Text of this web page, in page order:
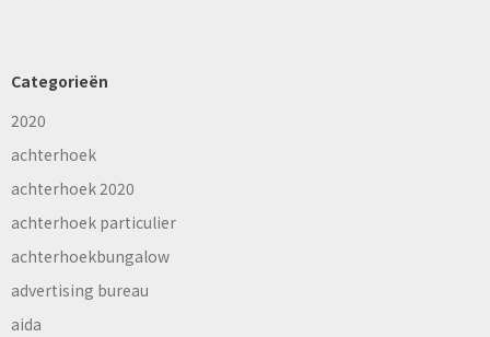
Categorieën
2020
achterhoek
achterhoek 2020
achterhoek particulier
achterhoekbungalow
advertising bureau
aida